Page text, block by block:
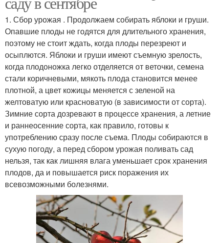
1. Сбор урожая . Продолжаем собирать яблоки и груши.
Опавшие плоды не годятся для длительного хранения,
поэтому не стоит ждать, когда плоды перезреют и
осыплются. Яблоки и груши имеют съемную зрелость,
когда плодоножка легко отделяется от веточки, семена
стали коричневыми, мякоть плода становится менее
плотной, а цвет кожицы меняется с зеленой на
желтоватую или красноватую (в зависимости от сорта).
Зимние сорта дозревают в процессе хранения, а летние
и раннеосенние сорта, как правило, готовы к
употреблению сразу после съема. Плоды собираются в
сухую погоду, а перед сбором урожая поливать сад
нельзя, так как лишняя влага уменьшает срок хранения
плодов, да и повышается риск поражения их
всевозможными болезнями.